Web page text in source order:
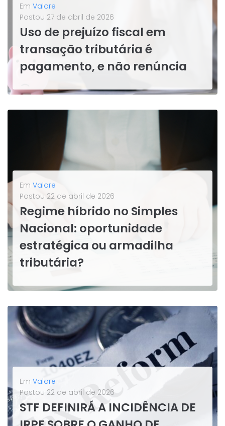
Em Valore
Postou 27 de abril de 2026
Uso de prejuízo fiscal em
transação tributária é
pagamento, e não renúncia
LEIA MAIS
Em Valore
Postou 22 de abril de 2026
Regime híbrido no Simples
Nacional: oportunidade
estratégica ou armadilha
tributária?
LEIA MAIS
Em Valore
Postou 22 de abril de 2026
STF DEFINIRÁ A INCIDÊNCIA DE